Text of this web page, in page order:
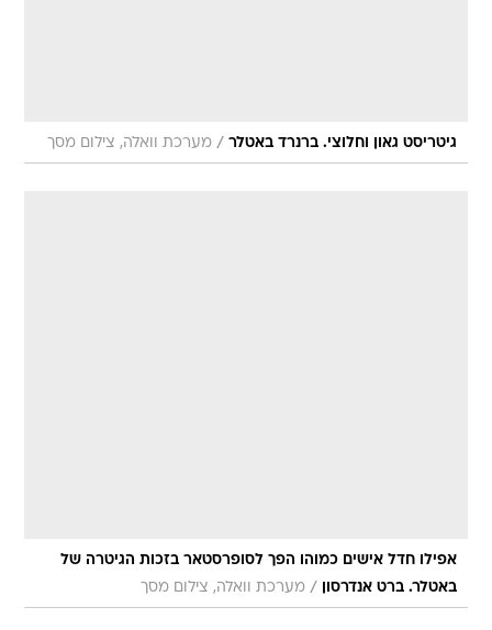
גיטריסט גאון וחלוצי. ברנרד באטלר / מערכת וואלה, צילום מסך
אפילו חדל אישים כמוהו הפך לסופרסטאר בזכות הגיטרה של
באטלר. ברט אנדרסון
/ מערכת וואלה, צילום מסך